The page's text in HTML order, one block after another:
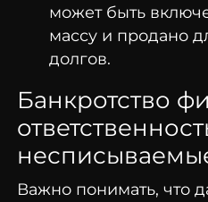
может быть
массу и продано
долгов.
Банкротство
Важно понимать, что